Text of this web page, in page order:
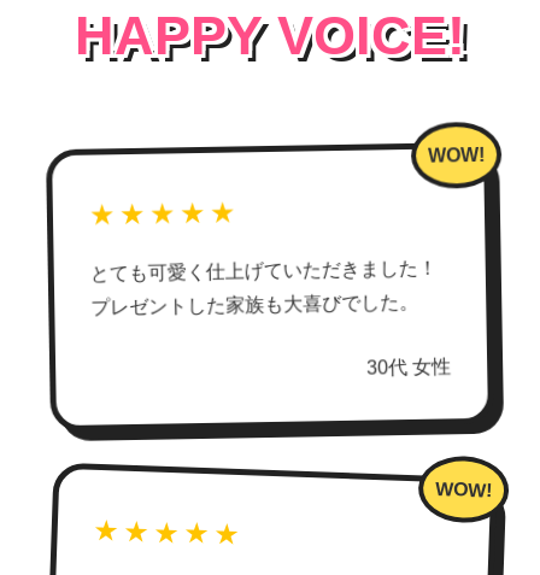
HAPPY VOICE!
★★★★★
とても可愛く仕上げていただきました！
プレゼントした家族も大喜びでした。
30代 女性
★★★★★